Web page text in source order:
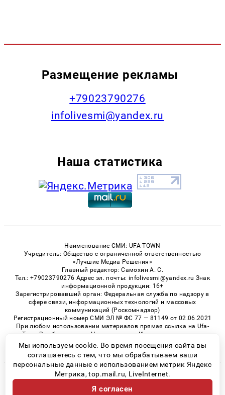
Размещение рекламы
+79023790276
infolivesmi@yandex.ru
Наша статистика
Наименование СМИ: UFA-TOWN
Учредитель: Общество с ограниченной ответственностью
«Лучшие Медиа Решения»
Главный редактор: Самохин А. С.
Тел.: +79023790276 Адрес эл. почты: infolivesmi@yandex.ru Знак
информационной продукции: 16+
Зарегистрировавший орган: Федеральная служба по надзору в
сфере связи, информационных технологий и массовых
коммуникаций (Роскомнадзор)
Регистрационный номер СМИ ЭЛ № ФС 77 — 81149 от 02.06.2021
При любом использовании материалов прямая ссылка на Ufa-
Town.Ru обязательна. Цитирование в Интернете возможно
только при наличии письменного разрешения.
© 2026 «Ufa-Town» | Все права защищены
Возрастная категория сайта 16+
Мы используем cookie. Во время посещения сайта вы
соглашаетесь с тем, что мы обрабатываем ваши
персональные данные с использованием метрик Яндекс
Метрика, top.mail.ru, LiveInternet.
Я согласен